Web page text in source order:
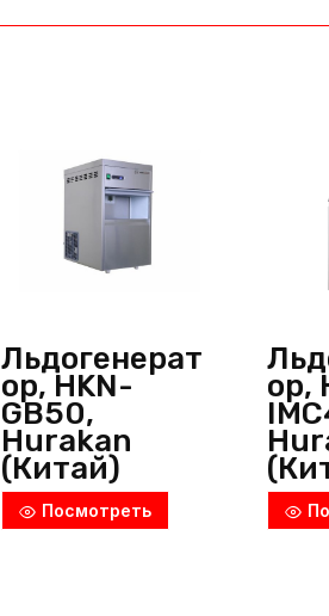
Льдогенерат
ор, HKN-
GB50,
Hurakan
(Китай)
Посмотреть
ор,